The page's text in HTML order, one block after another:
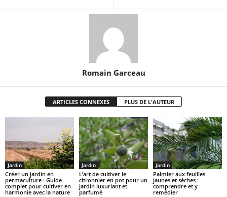
Romain Garceau
ARTICLES CONNEXES PLUS DE L'AUTEUR
Jardin
Créer un jardin en
permaculture : Guide
complet pour cultiver en
harmonie avec la nature
Jardin
L’art de cultiver le
citronnier en pot pour un
jardin luxuriant et
parfumé
Jardin
Palmier aux feuilles
jaunes et sèches :
comprendre et y
remédier